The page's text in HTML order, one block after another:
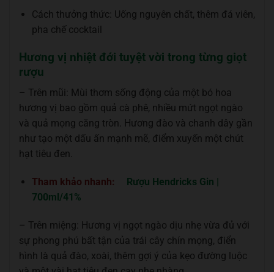
Cách thưởng thức: Uống nguyên chất, thêm đá viên,
pha chế cocktail
Hương vị nhiệt đới tuyệt vời trong từng giọt
rượu
– Trên mũi: Mùi thơm sống động của một bó hoa
hương vị bao gồm quả cà phê, nhiều mứt ngọt ngào
và quả mọng căng tròn. Hương đào và chanh dây gần
như tạo một dấu ấn mạnh mẽ, điểm xuyến một chút
hạt tiêu đen.
Tham khảo nhanh:
Rượu Hendricks Gin |
700ml/41%
– Trên miệng: Hương vị ngọt ngào dịu nhẹ vừa đủ với
sự phong phú bất tận của trái cây chín mọng, điển
hình là quả đào, xoài, thêm gợi ý của kẹo đường luộc